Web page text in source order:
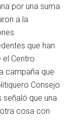
por una suma
a la
que han
Centro
campaña que
Consejo
señaló que una
cosa con